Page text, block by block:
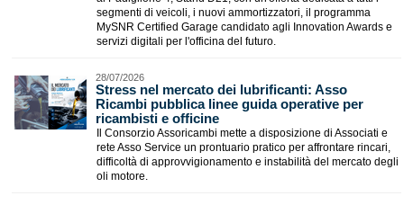
segmenti di veicoli, i nuovi ammortizzatori, il programma
MySNR Certified Garage candidato agli Innovation Awards e
servizi digitali per l'officina del futuro.
28/07/2026
​Stress nel mercato dei lubrificanti: Asso
Ricambi pubblica linee guida operative per
ricambisti e officine
Il Consorzio Assoricambi mette a disposizione di Associati e
rete Asso Service un prontuario pratico per affrontare rincari,
difficoltà di approvvigionamento e instabilità del mercato degli
oli motore.